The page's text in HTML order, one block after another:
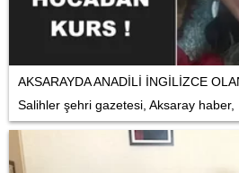
AKSARAYDA ANADİLİ İNGİLİZCE
Salihler şehri gazetesi, Aksaray haber,